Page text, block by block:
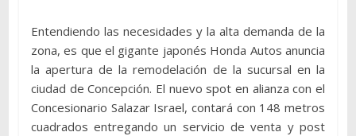
Entendiendo las necesidades y la alta demanda de la
zona, es que el gigante japonés Honda Autos anuncia
la apertura de la remodelación de la sucursal en la
ciudad de Concepción. El nuevo spot en alianza con el
Concesionario Salazar Israel, contará con 148 metros
cuadrados entregando un servicio de venta y post